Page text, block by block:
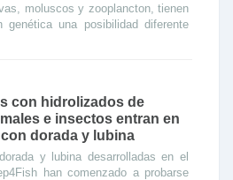
moluscos y zooplancton, tienen
una posibilidad diferente
con hidrolizados de
e insectos entran en
dorada y lubina
y lubina desarrolladas en el
han comenzado a probarse